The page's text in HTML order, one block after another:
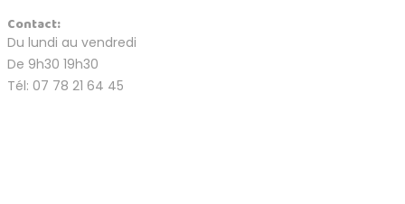
Contact:
Du lundi au vendredi
De 9h30 19h30
Tél: 07 78 21 64 45